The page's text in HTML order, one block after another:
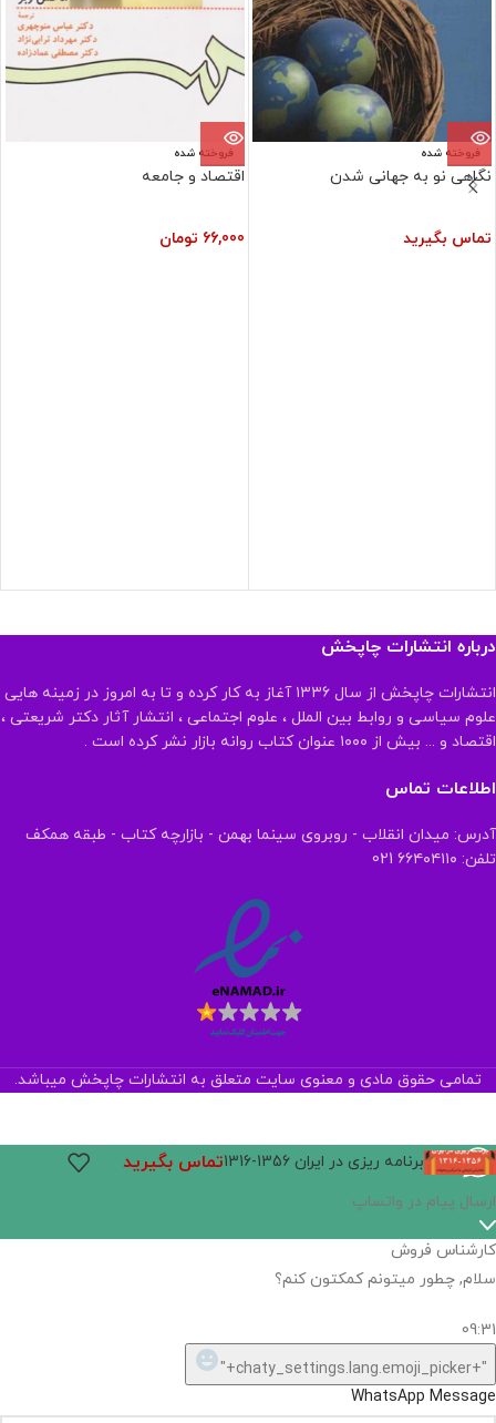
فروخته شده
نگاهی نو به جهانی شدن
تماس بگیرید
فروخته شده
اقتصاد و جامعه
66,000 تومان
درباره انتشارات چاپخش
انتشارات چاپخش از سال ۱۳۳۶ آغاز به کار کرده و تا به امروز در زمینه هایی
علوم سیاسی و روابط بین الملل ، علوم اجتماعی ، انتشار آثار دکتر شریعتی ،
اقتصاد و ... بیش از ۱۰۰۰ عنوان کتاب روانه بازار نشر کرده است .
اطلاعات تماس
آدرس: میدان انقلاب - روبروی سینما بهمن - بازارچه کتاب - طبقه همکف
تلفن: ۶۶۴۰۴۱۱۰ 021
تمامی حقوق مادی و معنوی سایت متعلق به انتشارات چاپخش میباشد.
برنامه ریزی در ایران 1356-1316 تماس بگیرید
ارسال پیام در واتساپ
کارشناس فروش
سلام, چطور میتونم کمکتون کنم؟
09:31
"+chaty_settings.lang.emoji_picker+"
WhatsApp Message